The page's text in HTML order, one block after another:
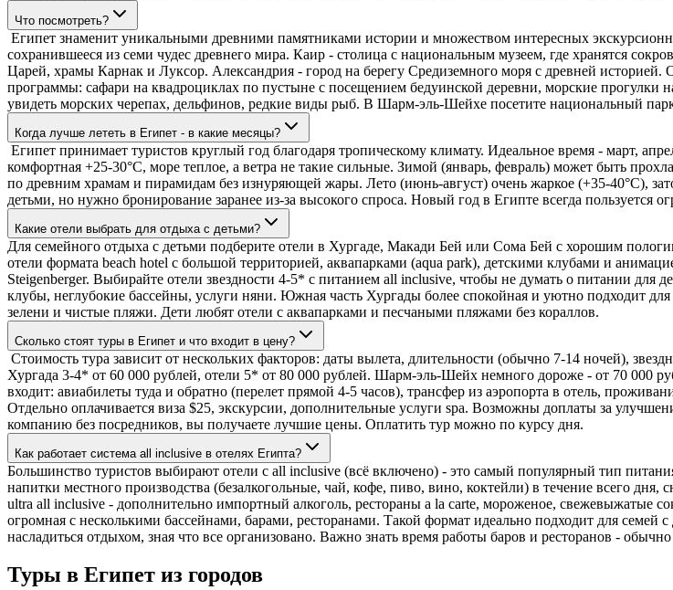
Что посмотреть?
Египет знаменит уникальными древними памятниками истории и множеством интересных
сохранившееся из семи чудес древнего мира. Каир - столица с национальным музеем, где хранятся
Царей, храмы Карнак и Луксор. Александрия - город на берегу Средиземного моря с древней
программы: сафари на квадроциклах по пустыне с посещением бедуинской деревни, морские
увидеть морских черепах, дельфинов, редкие виды рыб. В Шарм-эль-Шейхе посетите национальный
Когда лучше лететь в Египет - в какие месяцы?
Египет принимает туристов круглый год благодаря тропическому климату. Идеальное время - март,
комфортная +25-30°C, море теплое, а ветра не такие сильные. Зимой (январь, февраль) может быть
по древним храмам и пирамидам без изнуряющей жары. Лето (июнь-август) очень жаркое (+35-40°C),
детьми, но нужно бронирование заранее из-за высокого спроса. Новый год в Египте всегда пользуется
Какие отели выбрать для отдыха с детьми?
Для семейного отдыха с детьми подберите отели в Хургаде, Макади Бей или Сома Бей с хорошим
отели формата beach hotel с большой территорией, аквапарками (aqua park), детскими клубами и
Steigenberger. Выбирайте отели звездности 4-5* с питанием all inclusive, чтобы не думать о питании для
клубы, неглубокие бассейны, услуги няни. Южная часть Хургады более спокойная и уютно подходит
зелени и чистые пляжи. Дети любят отели с аквапарками и песчаными пляжами без кораллов.
Сколько стоят туры в Египет и что входит в цену?
Стоимость тура зависит от нескольких факторов: даты вылета, длительности (обычно 7-14 ночей),
Хургада 3-4* от 60 000 рублей, отели 5* от 80 000 рублей. Шарм-эль-Шейх немного дороже - от 70 000
входит: авиабилеты туда и обратно (перелет прямой 4-5 часов), трансфер из аэропорта в отель,
Отдельно оплачивается виза $25, экскурсии, дополнительные услуги spa. Возможны доплаты за
компанию без посредников, вы получаете лучшие цены. Оплатить тур можно по курсу дня.
Как работает система all inclusive в отелях Египта?
Большинство туристов выбирают отели с all inclusive (всё включено) - это самый популярный тип
напитки местного производства (безалкогольные, чай, кофе, пиво, вино, коктейли) в течение всего
ultra all inclusive - дополнительно импортный алкоголь, рестораны a la carte, мороженое, свежевыжатые
огромная с несколькими бассейнами, барами, ресторанами. Такой формат идеально подходит для
насладиться отдыхом, зная что все организовано. Важно знать время работы баров и ресторанов -
Туры в Египет из городов